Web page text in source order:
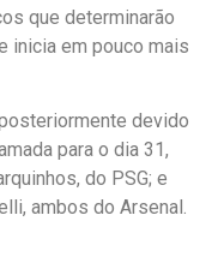
que determinarão
inicia em pouco mais
devido
para o dia 31,
do PSG; e
ambos do Arsenal.